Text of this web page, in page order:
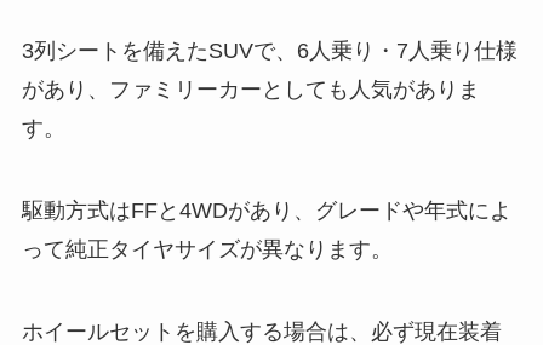
3列シートを備えたSUVで、6人乗り・7人乗り仕様
があり、ファミリーカーとしても人気がありま
す。
駆動方式はFFと4WDがあり、グレードや年式によ
って純正タイヤサイズが異なります。
ホイールセットを購入する場合は、必ず現在装着